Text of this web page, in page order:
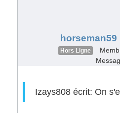
horseman59
Hors Ligne
Izays808 écrit: On